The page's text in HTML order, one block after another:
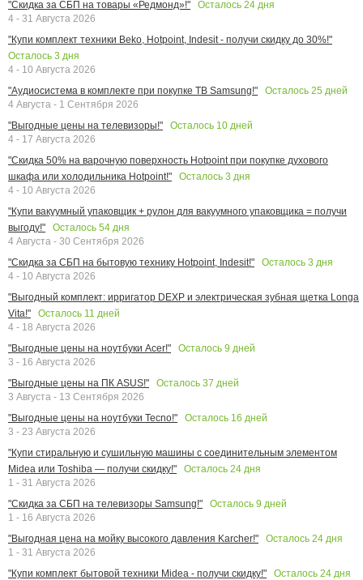
"Скидка за СБП на товары «Редмонд»!" Осталось 24 дня
4 - 31 Августа 2026
"Купи комплект техники Beko, Hotpoint, Indesit - получи скидку до 30%!"
Осталось 3 дня
4 - 10 Августа 2026
"Аудиосистема в комплекте при покупке ТВ Samsung!"
Осталось 25 дней
4 Августа - 1 Сентября 2026
"Выгодные цены на телевизоры!"
Осталось 10 дней
4 - 17 Августа 2026
"Скидка 50% на варочную поверхность Hotpoint при покупке духового
шкафа или холодильника Hotpoint!"
Осталось 3 дня
4 - 10 Августа 2026
"Купи вакуумный упаковщик + рулон для вакуумного упаковщика = получи
выгоду!"
Осталось 54 дня
4 Августа - 30 Сентября 2026
"Скидка за СБП на бытовую технику Hotpoint, Indesit!"
Осталось 3 дня
4 - 10 Августа 2026
"Выгодный комплект: ирригатор DEXP и электрическая зубная щетка Longa
Vita!"
Осталось 11 дней
4 - 18 Августа 2026
"Выгодные цены на ноутбуки Acer!"
Осталось 9 дней
3 - 16 Августа 2026
"Выгодные цены на ПК ASUS!"
Осталось 37 дней
3 Августа - 13 Сентября 2026
"Выгодные цены на ноутбуки Tecno!"
Осталось 16 дней
3 - 23 Августа 2026
"Купи стиральную и сушильную машины с соединительным элементом
Midea или Toshiba — получи скидку!"
Осталось 24 дня
1 - 31 Августа 2026
"Скидка за СБП на телевизоры Samsung!"
Осталось 9 дней
1 - 16 Августа 2026
"Выгодная цена на мойку высокого давления Karcher!"
Осталось 24 дня
1 - 31 Августа 2026
"Купи комплект бытовой техники Midea - получи скидку!"
Осталось 24 дня